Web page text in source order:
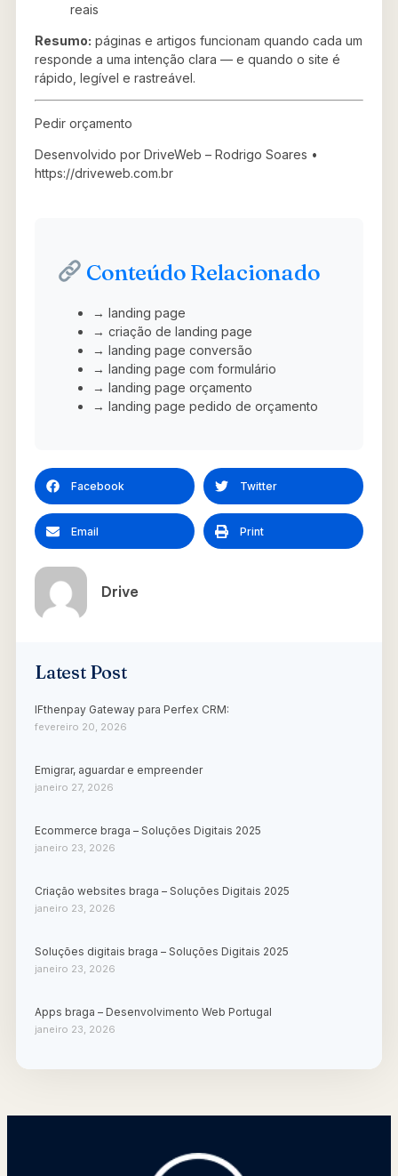
reais
Resumo: páginas e artigos funcionam quando cada um
responde a uma intenção clara — e quando o site é
rápido, legível e rastreável.
Pedir orçamento
Desenvolvido por DriveWeb – Rodrigo Soares •
https://driveweb.com.br
Conteúdo Relacionado
→ landing page
→ criação de landing page
→ landing page conversão
→ landing page com formulário
→ landing page orçamento
→ landing page pedido de orçamento
Facebook Twitter
Email Print
Drive
Latest Post
IFthenpay Gateway para Perfex CRM:
fevereiro 20, 2026
Emigrar, aguardar e empreender
janeiro 27, 2026
Ecommerce braga – Soluções Digitais 2025
janeiro 23, 2026
Criação websites braga – Soluções Digitais 2025
janeiro 23, 2026
Soluções digitais braga – Soluções Digitais 2025
janeiro 23, 2026
Apps braga – Desenvolvimento Web Portugal
janeiro 23, 2026